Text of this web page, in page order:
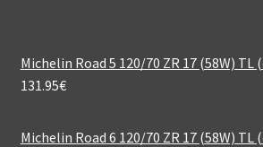
Michelin Road 5 120/70 ZR 17 (58W) TL
131.95€
Michelin Road 6 120/70 ZR 17 (58W) TL